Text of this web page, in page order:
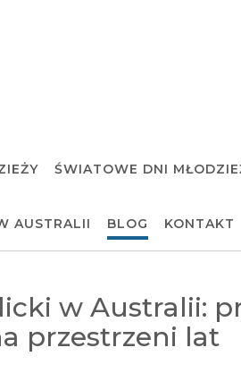
ŚWIATOWE DNI
AUSTRALII BLOG KONTAKT
w Australii:
przestrzeni lat